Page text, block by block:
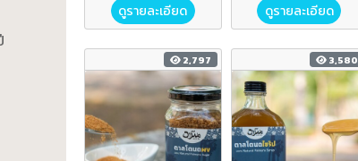
ดูรายละเอียด ดูรายละเอียด
2,797 3,580